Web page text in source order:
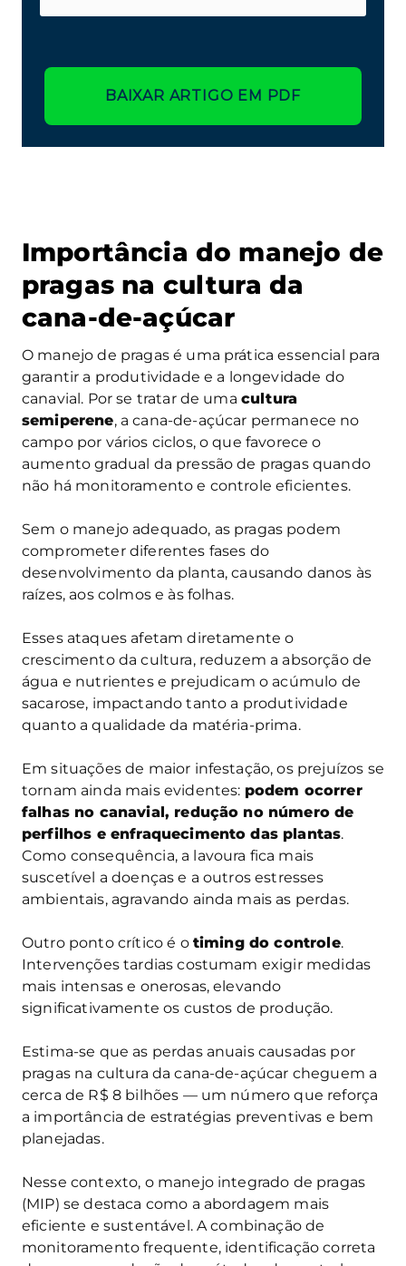
BAIXAR ARTIGO EM PDF
Importância do manejo de
pragas na cultura da
cana-de-açúcar
O manejo de pragas é uma prática essencial para
garantir a produtividade e a longevidade do
canavial. Por se tratar de uma cultura
semiperene, a cana-de-açúcar permanece no
campo por vários ciclos, o que favorece o
aumento gradual da pressão de pragas quando
não há monitoramento e controle eficientes.
Sem o manejo adequado, as pragas podem
comprometer diferentes fases do
desenvolvimento da planta, causando danos às
raízes, aos colmos e às folhas.
Esses ataques afetam diretamente o
crescimento da cultura, reduzem a absorção de
água e nutrientes e prejudicam o acúmulo de
sacarose, impactando tanto a produtividade
quanto a qualidade da matéria-prima.
Em situações de maior infestação, os prejuízos se
tornam ainda mais evidentes: podem ocorrer
falhas no canavial, redução no número de
perfilhos e enfraquecimento das plantas.
Como consequência, a lavoura fica mais
suscetível a doenças e a outros estresses
ambientais, agravando ainda mais as perdas.
Outro ponto crítico é o timing do controle.
Intervenções tardias costumam exigir medidas
mais intensas e onerosas, elevando
significativamente os custos de produção.
Estima-se que as perdas anuais causadas por
pragas na cultura da cana-de-açúcar cheguem a
cerca de R$ 8 bilhões — um número que reforça
a importância de estratégias preventivas e bem
planejadas.
Nesse contexto, o manejo integrado de pragas
(MIP) se destaca como a abordagem mais
eficiente e sustentável. A combinação de
monitoramento frequente, identificação correta